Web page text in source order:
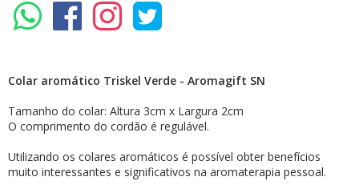
Colar aromático Triskel Verde - Aromagift SN
Tamanho do colar: Altura 3cm x Largura 2cm
O comprimento do cordão é regulável.
Utilizando os colares aromáticos é possível obter benefícios
muito interessantes e significativos na aromaterapia pessoal.